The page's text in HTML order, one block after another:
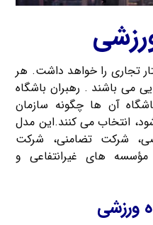
تجاری را خواهد داشت. هر
می باشند . رهبران باشگاه
آن ها چگونه سازمان
انتخاب می کنند.این مدل
شرکت تضامنی، شرکت
های غیرانتفاعی و
ورزشی